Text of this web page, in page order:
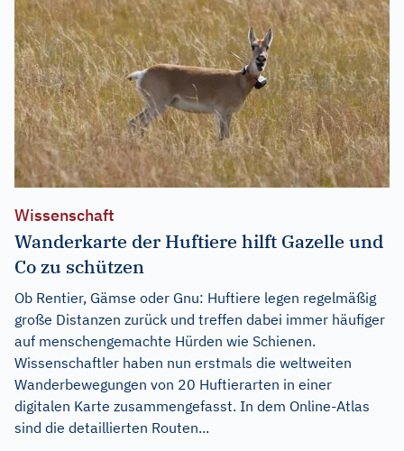
Wissenschaft
Wanderkarte der Huftiere hilft Gazelle und
Co zu schützen
Ob Rentier, Gämse oder Gnu: Huftiere legen regelmäßig
große Distanzen zurück und treffen dabei immer häufiger
auf menschengemachte Hürden wie Schienen.
Wissenschaftler haben nun erstmals die weltweiten
Wanderbewegungen von 20 Huftierarten in einer
digitalen Karte zusammengefasst. In dem Online-Atlas
sind die detaillierten Routen...